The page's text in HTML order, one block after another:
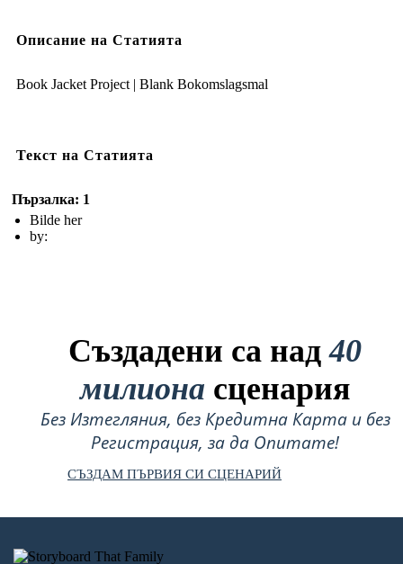
Описание на Статията
Book Jacket Project | Blank Bokomslagsmal
Текст на Статията
Пързалка: 1
Bilde her
by:
Създадени са над40
милиона сценария
Без Изтегляния, без Кредитна Карта и без
Регистрация, за да Опитате!
СЪЗДАМ ПЪРВИЯ СИ СЦЕНАРИЙ